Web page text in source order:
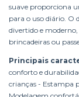
suave proporciona
para o uso diário. O
divertido e
brincadeiras ou
Principais
conforto e
crianças - Estampa